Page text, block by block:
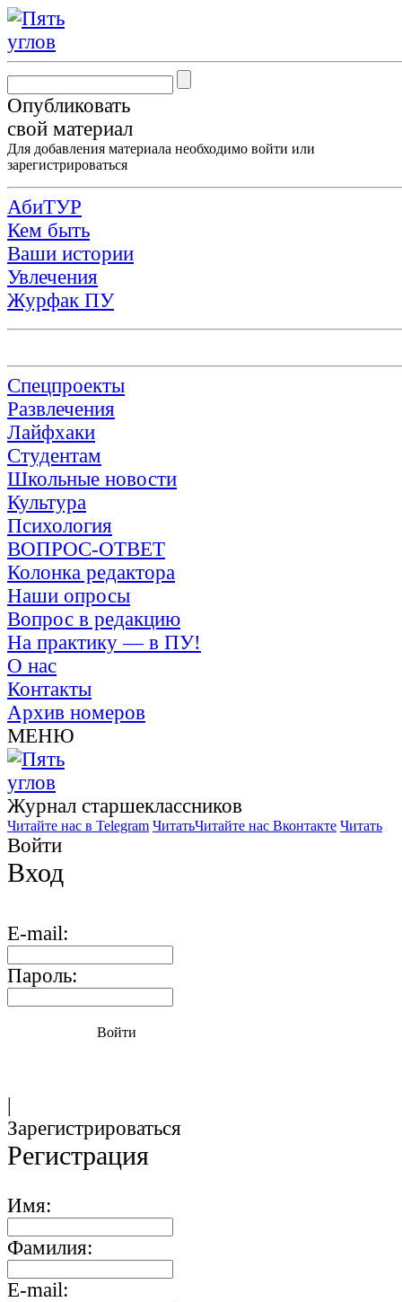
Опубликовать
свой материал
Для добавления материала необходимо войти или
зарегистрироваться
АбиТУР
Кем быть
Ваши истории
Увлечения
Журфак ПУ
Спецпроекты
Развлечения
Лайфхаки
Студентам
Школьные новости
Культура
Психология
ВОПРОС-ОТВЕТ
Колонка редактора
Наши опросы
Вопрос в редакцию
На практику — в ПУ!
О нас
Контакты
Архив номеров
МЕНЮ
Журнал старшекласcников
Читайте нас в Telegram ЧитатьЧитайте нас Вконтакте Читать
Войти
Вход
E-mail:
Пароль:
Войти
|
Зарегистрироваться
Регистрация
Имя:
Фамилия:
E-mail: